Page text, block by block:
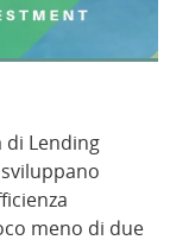
Lending
meno di due